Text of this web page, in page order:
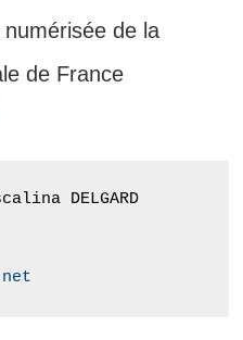
de la
de France
DELGARD